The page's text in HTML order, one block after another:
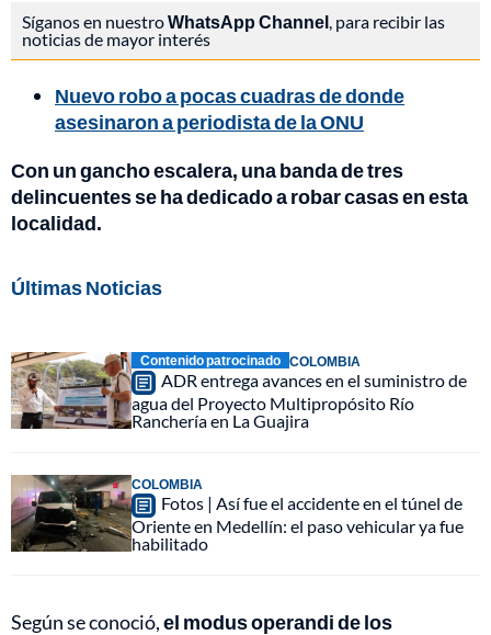
Síganos en nuestroWhatsApp Channel , para recibir las
noticias de mayor interés
Nuevo robo a pocas cuadras de donde
asesinaron a periodista de la ONU
Con un gancho escalera, una banda de tres
delincuentes se ha dedicado a robar casas en esta
localidad.
Últimas Noticias
Contenido patrocinado COLOMBIA
ADR entrega avances en el suministro de
agua del Proyecto Multipropósito Río
Ranchería en La Guajira
COLOMBIA
Fotos | Así fue el accidente en el túnel de
Oriente en Medellín: el paso vehicular ya fue
habilitado
Según se conoció,el modus operandi de los